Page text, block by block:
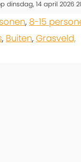
dinsdag, 14 april 2026
, 8-15
, Buiten, Grasveld,